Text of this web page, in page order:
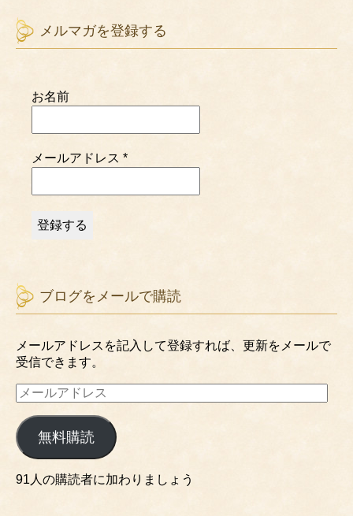
メルマガを登録する
お名前
メールアドレス *
ブログをメールで購読
メールアドレスを記入して登録すれば、更新をメールで
受信できます。
メ
ー
ル
ア
ド
レ
無料購読
91人の購読者に加わりましょう